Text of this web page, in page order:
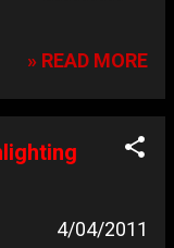
凍仁只有抓
正體中文
。
» READ MORE
4/04/2011